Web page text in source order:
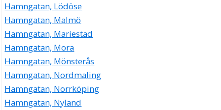
Hamngatan, Lödöse
Hamngatan, Malmö
Hamngatan, Mariestad
Hamngatan, Mora
Hamngatan, Mönsterås
Hamngatan, Nordmaling
Hamngatan, Norrköping
Hamngatan, Nyland